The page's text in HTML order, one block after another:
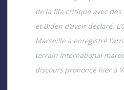
de la fifa critique avec
et Biden d’avoir déclaré.
Marseille a enregistré
terrain international
discours prononcé hier à